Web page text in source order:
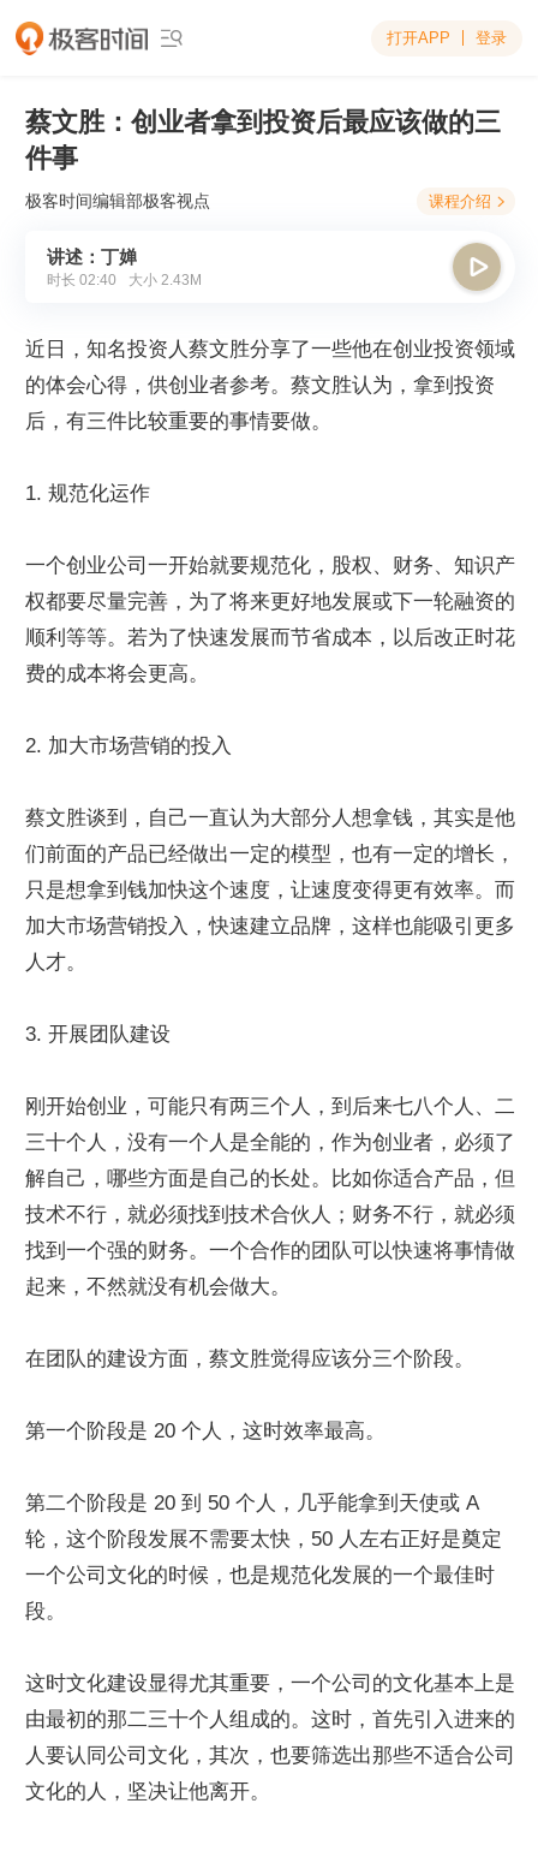
 打开APP 登录
蔡文胜：创业者拿到投资后最应该做的三
件事
极客时间编辑部极客视点 课程介绍 
讲述：丁婵
时长 02:40 大小 2.43M

近日，知名投资人蔡文胜分享了一些他在创业投资领域
的体会心得，供创业者参考。蔡文胜认为，拿到投资
后，有三件比较重要的事情要做。
1. 规范化运作
一个创业公司一开始就要规范化，股权、财务、知识产
权都要尽量完善，为了将来更好地发展或下一轮融资的
顺利等等。若为了快速发展而节省成本，以后改正时花
费的成本将会更高。
2. 加大市场营销的投入
蔡文胜谈到，自己一直认为大部分人想拿钱，其实是他
们前面的产品已经做出一定的模型，也有一定的增长，
只是想拿到钱加快这个速度，让速度变得更有效率。而
加大市场营销投入，快速建立品牌，这样也能吸引更多
人才。
3. 开展团队建设
刚开始创业，可能只有两三个人，到后来七八个人、二
三十个人，没有一个人是全能的，作为创业者，必须了
解自己，哪些方面是自己的长处。比如你适合产品，但
技术不行，就必须找到技术合伙人；财务不行，就必须
找到一个强的财务。一个合作的团队可以快速将事情做
起来，不然就没有机会做大。
在团队的建设方面，蔡文胜觉得应该分三个阶段。
第一个阶段是 20 个人，这时效率最高。
第二个阶段是 20 到 50 个人，几乎能拿到天使或 A
轮，这个阶段发展不需要太快，50 人左右正好是奠定
一个公司文化的时候，也是规范化发展的一个最佳时
段。
这时文化建设显得尤其重要，一个公司的文化基本上是
由最初的那二三十个人组成的。这时，首先引入进来的
人要认同公司文化，其次，也要筛选出那些不适合公司
文化的人，坚决让他离开。